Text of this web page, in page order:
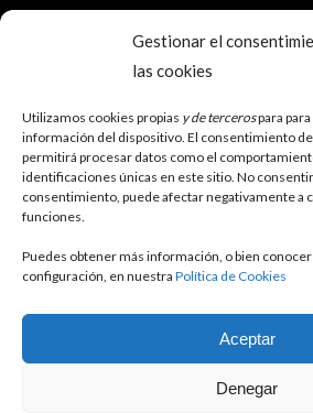
Gestionar el
las cookies
Utilizamos cookies propias y de tercerospara
información del dispositivo. El consentimiento
permitirá procesar datos como el
identificaciones únicas en este sitio. No
consentimiento, puede afectar negativamente a
funciones.
Puedes obtener más información, o bien
configuración, en nuestra Política de Cookies
Aceptar
Denegar